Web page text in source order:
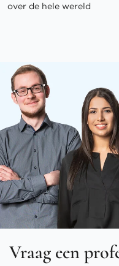
over de hele wereld
Vraag een